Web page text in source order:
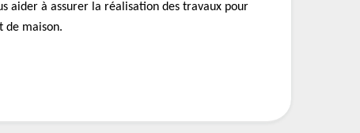
aider à assurer la réalisation des travaux pour
de maison.